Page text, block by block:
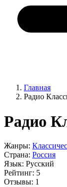
Главная
Радио
Радио
Жанры:
Страна: Россия
Язык: Русский
Рейтинг: 5
Отзывы: 1